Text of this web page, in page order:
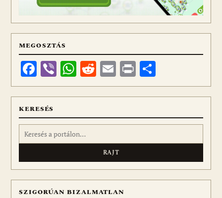
MEGOSZTÁS
Facebook
ViberWhatsApp
Reddit
Email
Print
meg
KERESÉS
Keresés:
SZIGORÚAN BIZALMATLAN